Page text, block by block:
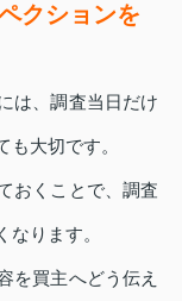
クションを
は、調査当日だけ
大切です。
おくことで、調査
ります。
を買主へどう伝え